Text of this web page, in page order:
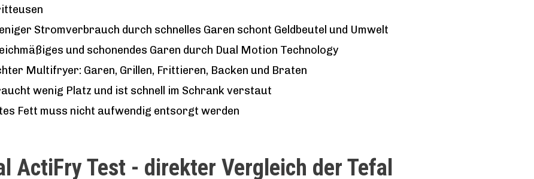
Stromverbrauch durch schnelles Garen schont Geldbeutel und Umwelt
und schonendes Garen durch Dual Motion Technology
Multifryer: Garen, Grillen, Frittieren, Backen und Braten
wenig Platz und ist schnell im Schrank verstaut
Fett muss nicht aufwendig entsorgt werden
ActiFry Test - direkter Vergleich der Tefal